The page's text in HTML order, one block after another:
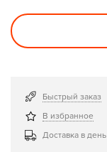
Быстрый заказ
В избранное
Доставка в